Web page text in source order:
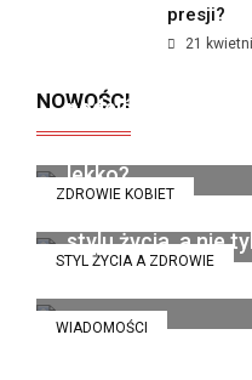
presji?
21
NOWOŚCI
ZDROWIE KOBIET
podejście do
STYL ŻYCIA A ZDROWIE
Dieta pudełkowa
organizm
lekko?
WIADOMOŚCI
stylu życia, a nie